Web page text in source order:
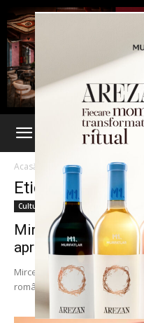
Acasă Etichete Librarii
Etichetă: librarii
Cultură & Opinii
Mircea Cărtărescu
apreciaţi scriitori
Mircea Cărtărescu şi Lucian
români de către hoţii de cărţi.